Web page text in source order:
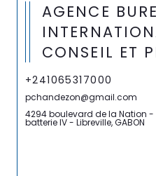
AGENCE
CONSEIL ET
+241065317000
pchandezon@gmail.com
4294 boulevard de la Nation
batterie IV - Libreville, GABON